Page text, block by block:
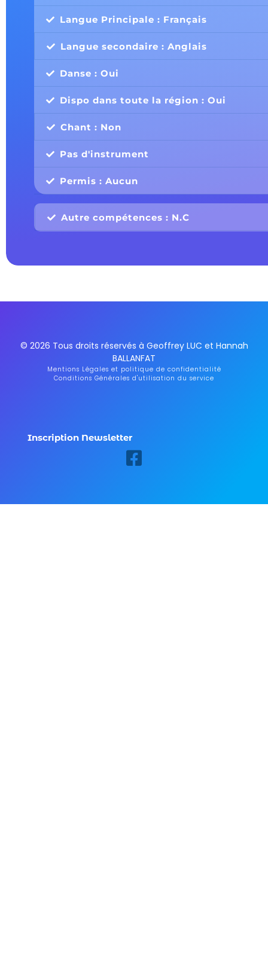
Langue Principale : Français
Langue secondaire : Anglais
Danse : Oui
Dispo dans toute la région : Oui
Chant : Non
Pas d'instrument
Permis : Aucun
Autre compétences : N.C
© 2026 Tous droits réservés à Geoffrey LUC et Hannah
BALLANFAT
Mentions Légales et politique de confidentialité
Conditions Générales d'utilisation du service
Inscription Newsletter